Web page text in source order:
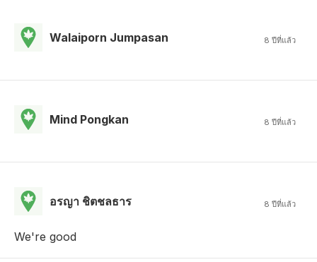
Walaiporn Jumpasan 8 ปีที่แล้ว
Mind Pongkan 8 ปีที่แล้ว
อรญา ชิตชลธาร 8 ปีที่แล้ว
We're good